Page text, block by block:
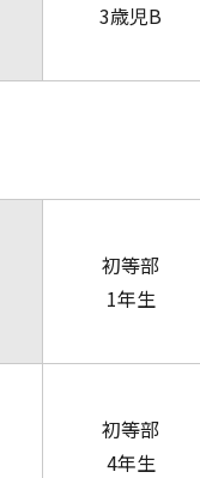
3歳児B
初等部
1年生
初等部
4年生